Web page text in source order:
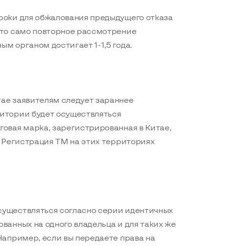
для обжалования предыдущего отказа
само повторное рассмотрение
органом достигает 1-1,5 года.
заявителям следует зараннее
будет осуществляться
марка, зарегистрированная в Китае,
ТМ на этих территориях
согласно серии идентичных
на одного владельца и для таких же
если вы передаете права на